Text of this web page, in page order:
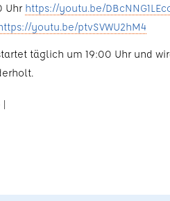
Uhr https://youtu.be/
youtu.be/ptvSVWU2hM4
täglich um 19:00 Uhr und
|